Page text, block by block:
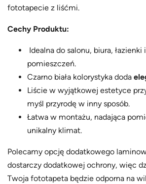
w
9
fototapecie z liśćmi.
Cechy Produktu:
Idealna do salonu, biura, łazienki
pomieszczeń.
Czarno biała kolorystyka doda
Liście w wyjątkowej estetyce
myśl przyrodę w inny sposób.
Łatwa w montażu, nadająca
unikalny klimat.
Polecamy opcję dodatkowego
dostarczy dodatkowej ochrony, więc
Twoja fototapeta będzie odporna na